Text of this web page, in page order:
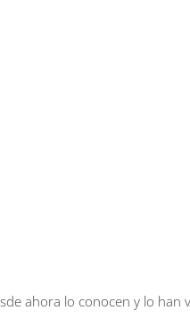
ahora lo conocen y lo han